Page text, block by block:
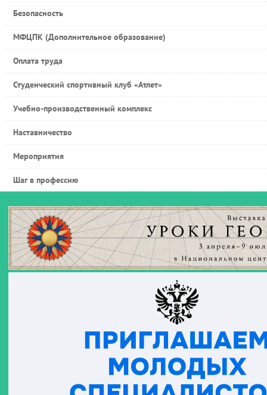
Безопасность
МФЦПК (Дополнительное образование)
Оплата труда
Студенческий спортивный клуб «Атлет»
Учебно-производственный комплекс
Наставничество
Мероприятия
Шаг в профессию